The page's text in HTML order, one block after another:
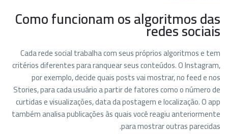
Como funcionam os algoritmos das
redes sociais
Cada rede social trabalha com seus próprios algoritmos e tem
critérios diferentes para ranquear seus conteúdos. O Instagram,
por exemplo, decide quais posts vai mostrar, no feed e nos
Stories, para cada usuário a partir de fatores como o número de
curtidas e visualizações, data da postagem e localização. O app
também analisa publicações às quais você reagiu anteriormente
para mostrar outras parecidas.